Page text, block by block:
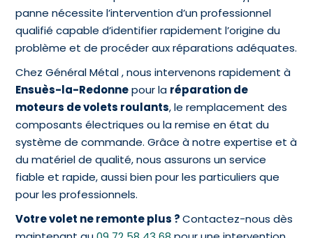
panne nécessite l’intervention d’un professionnel
qualifié capable d’identifier rapidement l’origine du
problème et de procéder aux réparations adéquates.
Chez Général Métal , nous intervenons rapidement à
Ensuès-la-Redonnepour la réparation de
moteurs de volets roulants, le remplacement des
composants électriques ou la remise en état du
système de commande. Grâce à notre expertise et à
du matériel de qualité, nous assurons un service
fiable et rapide, aussi bien pour les particuliers que
pour les professionnels.
Votre volet ne remonte plus ?Contactez-nous dès